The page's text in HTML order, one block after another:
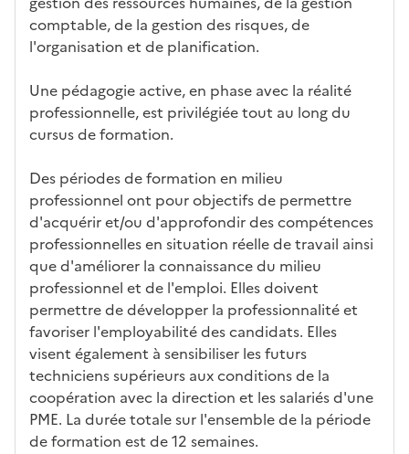
ur
e
comptable, de la gestion des risques, de
l'organisation et de planification.
Une pédagogie active, en phase avec la réalité
professionnelle, est privilégiée tout au long du
cursus de formation.
Des périodes de formation en milieu
professionnel ont pour objectifs de permettre
d'acquérir et/ou d'approfondir des compétences
professionnelles en situation réelle de travail ainsi
que d'améliorer la connaissance du milieu
professionnel et de l'emploi. Elles doivent
permettre de développer la professionnalité et
favoriser l'employabilité des candidats. Elles
visent également à sensibiliser les futurs
techniciens supérieurs aux conditions de la
coopération avec la direction et les salariés d'une
PME. La durée totale sur l'ensemble de la période
de formation est de 12 semaines.